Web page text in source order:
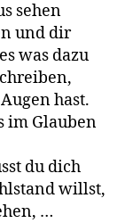
sehen
und dir
was dazu
hast.
im Glauben
du dich
willst,
…